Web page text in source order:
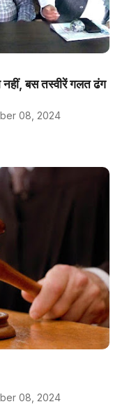
बस तस्वीरें गलत ढंग
08, 2024
08, 2024